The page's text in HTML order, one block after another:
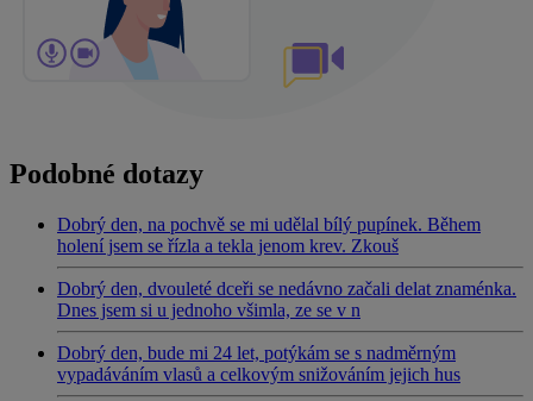
Podobné dotazy
Dobrý den, na pochvě se mi udělal bílý pupínek. Během
holení jsem se řízla a tekla jenom krev. Zkouš
Dobrý den, dvouleté dceři se nedávno začali delat znaménka.
Dnes jsem si u jednoho všimla, ze se v n
Dobrý den, bude mi 24 let, potýkám se s nadměrným
vypadáváním vlasů a celkovým snižováním jejich hus